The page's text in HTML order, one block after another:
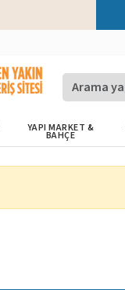
YAPI MARKET &
BAHÇE